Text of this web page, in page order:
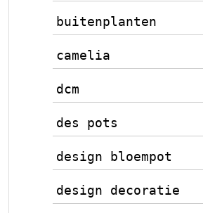
buitenplanten
camelia
dcm
des pots
design bloempot
design decoratie